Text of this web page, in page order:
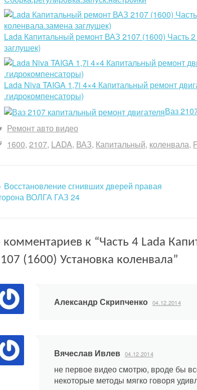
Lada Капитальный ремонт ВАЗ 2107 (1600) Часть
заглушек)
Lada Niva TAIGA 1,7i 4×4 Капитальный ремонт
.гидрокомпенсаторы)
Ваз
Ремонт авто видео
1600 2107 LADA ВАЗ Капитальный коленвала
Восстановление сгнивших дверей правая
ВОЛГА ГАЗ 24
комментариев к “Часть 4 Lada
(1600) Установка коленвала”
Александр Скрипченко 04.12.2014
Вячеслав Ивлев 04.12.2014
не первое видео смотрю, вроде бы
некоторые методы мягко говоря